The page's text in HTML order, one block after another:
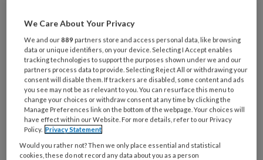
in de zorg’, aldus arts-onderzoekers Ewoud
UMC. De resultaten van hun onderzoek zijn
verschenen in deBMJ Christmas Edition 2022.
Waarom is het zo moeilijk te
stoppen met alle overbodige
zorgregels? Volgens Rian van
de Schoot. directeur Leren,
We Care About Your Privacy
We and our889 partners store and access personal data, like browsing
data or unique identifiers, on your device. Selecting I Accept enables
tracking technologies to support the purposes shown under we and our
partners process data to provide. Selecting Reject All or withdrawing your
consent will disable them. If trackers are disabled, some content and ads
you see may not be as relevant to you. You can resurface this menu to
change your choices or withdraw consent at any time by clicking the
Manage Preferences link on the bottom of the webpage. Your choices will
have effect within our Website. For more details, refer to our Privacy
Policy. Privacy Statement
Would you rather not? Then we only place essential and statistical
cookies, these do not record any data about you as a person